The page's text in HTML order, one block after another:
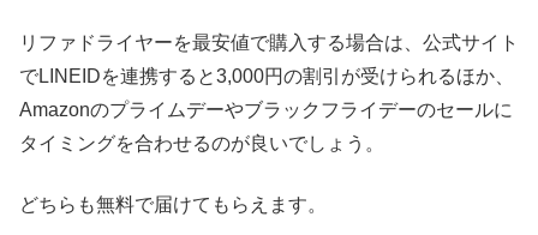
リファドライヤーを最安値で購入する場合は、公式サイト
でLINEIDを連携すると3,000円の割引が受けられるほか、
Amazonのプライムデーやブラックフライデーのセールに
タイミングを合わせるのが良いでしょう。
どちらも無料で届けてもらえます。